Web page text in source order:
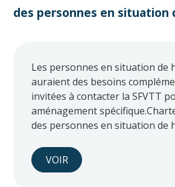
des personnes en situation
Les personnes en situation de
auraient des besoins
invitées à contacter la SFVTT
aménagement
des personnes en situation de
VOIR